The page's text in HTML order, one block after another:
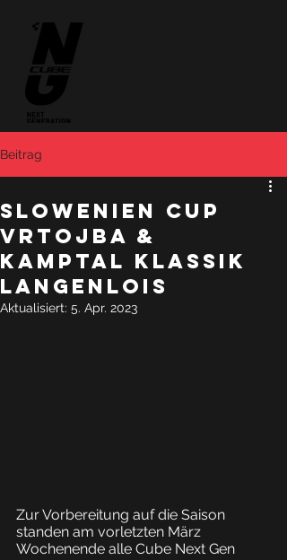
Beitrag
Slowenien Cup
Vrtojba &
Kamptal Klassik
Langenlois
Aktualisiert: 5. Apr. 2023
Zur Vorbereitung auf die Saison
standen am vorletzten März
Wochenende alle Cube Next Gen